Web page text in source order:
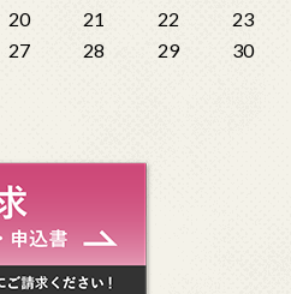
20 21 22
23
27 28 29
30